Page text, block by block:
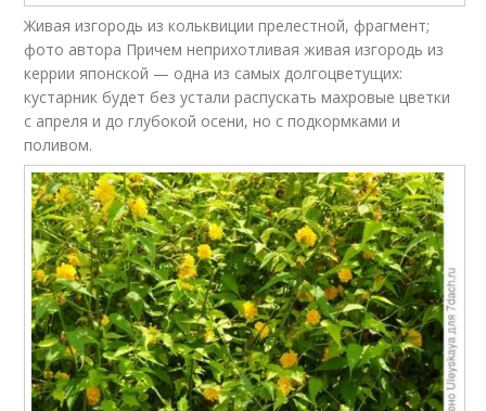
Живая изгородь из кольквиции прелестной, фрагмент;
фото автора Причем неприхотливая живая изгородь из
керрии японской — одна из самых долгоцветущих:
кустарник будет без устали распускать махровые цветки
с апреля и до глубокой осени, но с подкормками и
поливом.